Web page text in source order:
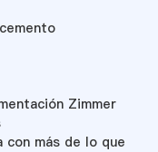
Zimmer
con más de lo que